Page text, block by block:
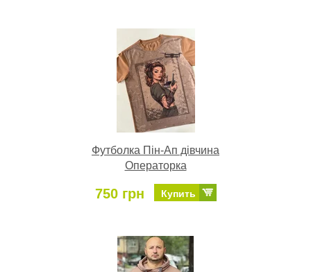
Футболка Пін-Ап дівчина
Операторка
750 грн Купить